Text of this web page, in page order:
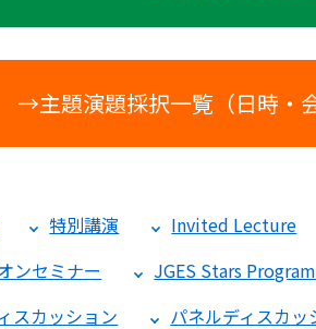
→主題演題採択一覧（日時・
特別講演
Invited Lecture
ンセミナー
JGES Stars Program
スカッション
パネルディスカッ